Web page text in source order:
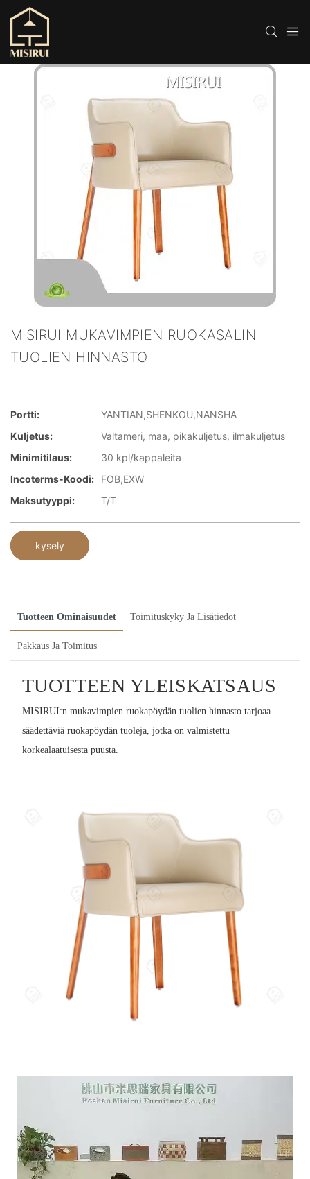
MISIRUI MUKAVIMPIEN RUOKASALIN
TUOLIEN HINNASTO
Portti:
YANTIAN,SHENKOU,NANSHA
Kuljetus:
Valtameri, maa, pikakuljetus, ilmakuljetus
Minimitilaus:
30 kpl/kappaleita
Incoterms-Koodi:
FOB,EXW
Maksutyyppi:
T/T
kysely
Tuotteen Ominaisuudet Toimituskyky Ja Lisätiedot
Pakkaus Ja Toimitus
TUOTTEEN YLEISKATSAUS
MISIRUI:n mukavimpien ruokapöydän tuolien hinnasto tarjoaa
säädettäviä ruokapöydän tuoleja, jotka on valmistettu
korkealaatuisesta puusta.